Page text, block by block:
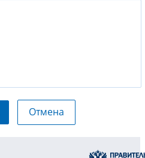
Отмена